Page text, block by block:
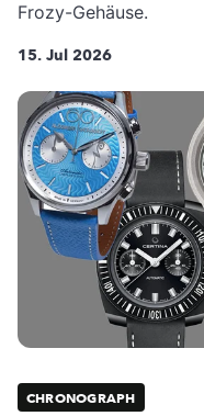
Frozy-Gehäuse.
15. Jul 2026
CHRONOGRAPH